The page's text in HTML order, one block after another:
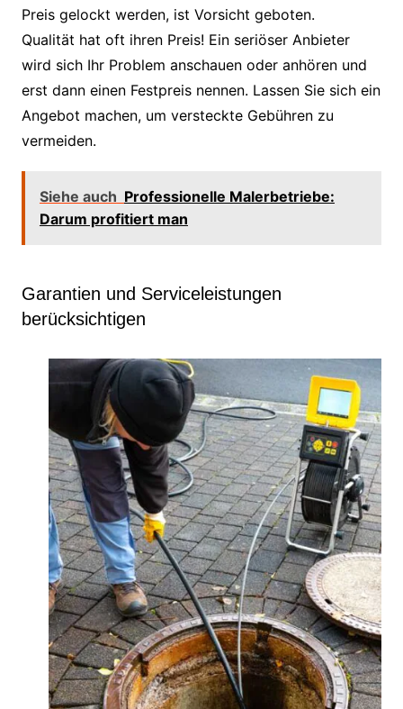
Preis gelockt werden, ist Vorsicht geboten.
Qualität hat oft ihren Preis! Ein seriöser Anbieter
wird sich Ihr Problem anschauen oder anhören und
erst dann einen Festpreis nennen. Lassen Sie sich ein
Angebot machen, um versteckte Gebühren zu
vermeiden.
Siehe auch Professionelle Malerbetriebe:
Darum profitiert man
Garantien und Serviceleistungen
berücksichtigen